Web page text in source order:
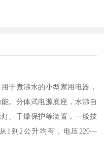
于煮沸水的小型家用电器，
。分体式电源底座，水沸自
、干燥保护等装置，一般技
1到2公升均有，电压220—